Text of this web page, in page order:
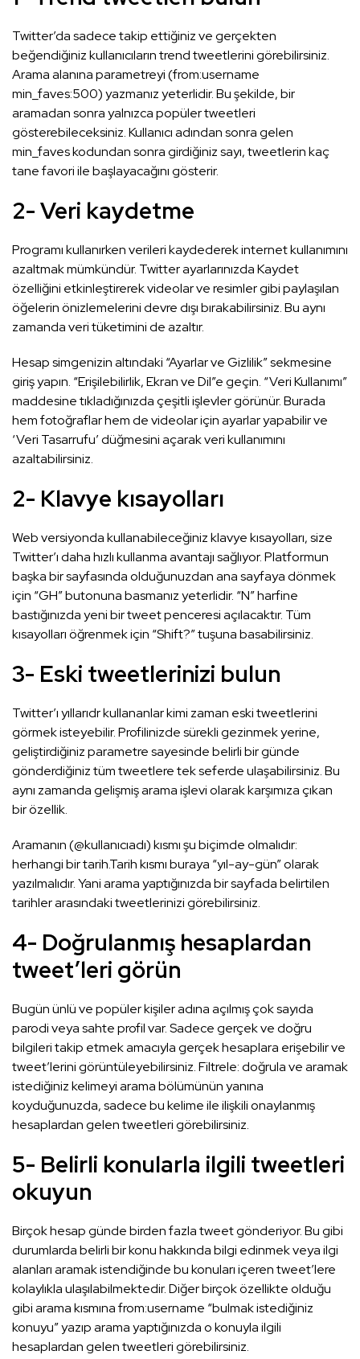
Twitter’da sadece takip ettiğiniz ve gerçekten
beğendiğiniz kullanıcıların trend tweetlerini görebilirsiniz.
Arama alanına parametreyi (from:username
min_faves:500) yazmanız yeterlidir. Bu şekilde, bir
aramadan sonra yalnızca popüler tweetleri
gösterebileceksiniz. Kullanıcı adından sonra gelen
min_faves kodundan sonra girdiğiniz sayı, tweetlerin kaç
tane favori ile başlayacağını gösterir.
2- Veri kaydetme
Programı kullanırken verileri kaydederek internet kullanımını
azaltmak mümkündür. Twitter ayarlarınızda Kaydet
özelliğini etkinleştirerek videolar ve resimler gibi paylaşılan
öğelerin önizlemelerini devre dışı bırakabilirsiniz. Bu aynı
zamanda veri tüketimini de azaltır.
Hesap simgenizin altındaki “Ayarlar ve Gizlilik” sekmesine
giriş yapın. “Erişilebilirlik, Ekran ve Dil”e geçin. “Veri Kullanımı”
maddesine tıkladığınızda çeşitli işlevler görünür. Burada
hem fotoğraflar hem de videolar için ayarlar yapabilir ve
‘Veri Tasarrufu’ düğmesini açarak veri kullanımını
azaltabilirsiniz.
2- Klavye kısayolları
Web versiyonda kullanabileceğiniz klavye kısayolları, size
Twitter’ı daha hızlı kullanma avantajı sağlıyor. Platformun
başka bir sayfasında olduğunuzdan ana sayfaya dönmek
için “GH” butonuna basmanız yeterlidir. “N” harfine
bastığınızda yeni bir tweet penceresi açılacaktır. Tüm
kısayolları öğrenmek için “Shift?” tuşuna basabilirsiniz.
3- Eski tweetlerinizi bulun
Twitter’ı yıllarıdr kullananlar kimi zaman eski tweetlerini
görmek isteyebilir. Profilinizde sürekli gezinmek yerine,
geliştirdiğiniz parametre sayesinde belirli bir günde
gönderdiğiniz tüm tweetlere tek seferde ulaşabilirsiniz. Bu
aynı zamanda gelişmiş arama işlevi olarak karşımıza çıkan
bir özellik.
Aramanın (@kullanıcıadı) kısmı şu biçimde olmalıdır:
herhangi bir tarih.Tarih kısmı buraya “yıl-ay-gün” olarak
yazılmalıdır. Yani arama yaptığınızda bir sayfada belirtilen
tarihler arasındaki tweetlerinizi görebilirsiniz.
4- Doğrulanmış hesaplardan
tweet’leri görün
Bugün ünlü ve popüler kişiler adına açılmış çok sayıda
parodi veya sahte profil var. Sadece gerçek ve doğru
bilgileri takip etmek amacıyla gerçek hesaplara erişebilir ve
tweet’lerini görüntüleyebilirsiniz. Filtrele: doğrula ve aramak
istediğiniz kelimeyi arama bölümünün yanına
koyduğunuzda, sadece bu kelime ile ilişkili onaylanmış
hesaplardan gelen tweetleri görebilirsiniz.
5- Belirli konularla ilgili tweetleri
okuyun
Birçok hesap günde birden fazla tweet gönderiyor. Bu gibi
durumlarda belirli bir konu hakkında bilgi edinmek veya ilgi
alanları aramak istendiğinde bu konuları içeren tweet’lere
kolaylıkla ulaşılabilmektedir. Diğer birçok özellikte olduğu
gibi arama kısmına from:username “bulmak istediğiniz
konuyu” yazıp arama yaptığınızda o konuyla ilgili
hesaplardan gelen tweetleri görebilirsiniz.